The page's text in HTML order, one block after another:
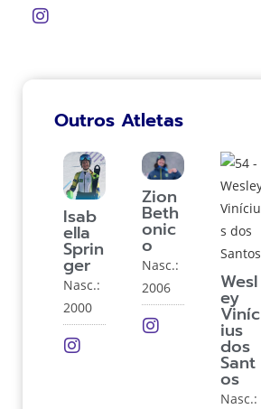
Outros Atletas
Isab
ella
Sprin
ger
Nasc.:
2000
Zion
Beth
onic
o
Nasc.:
2006
Wesl
ey
Viníc
ius
dos
Sant
os
Nasc.: